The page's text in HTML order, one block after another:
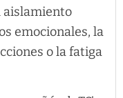
aislamiento
emocionales, la
o la fatiga